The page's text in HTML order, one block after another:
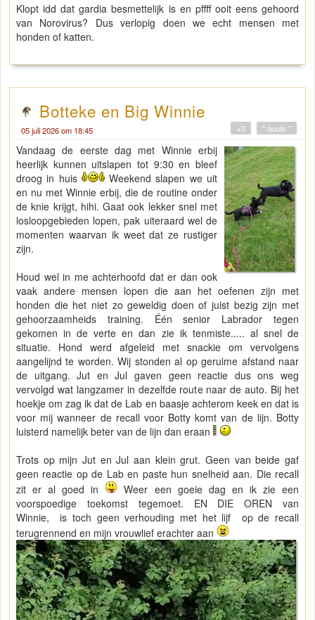
Klopt idd dat gardia besmettelijk is en pffff ooit eens gehoord
van Norovirus? Dus verlopig doen we echt mensen met
honden of katten.
Botteke en Big Winnie
05 juli 2026 om 18:45 " quote "
+0
Vandaag de eerste dag met Winnie erbij
heerlijk kunnen uitslapen tot 9:30 en bleef
droog in huis
Weekend slapen we uit
en nu met Winnie erbij, die de routine onder
de knie krijgt, hihi. Gaat ook lekker snel met
losloopgebieden lopen, pak uiteraard wel de
momenten waarvan ik weet dat ze rustiger
zijn.
Houd wel in me achterhoofd dat er dan ook
vaak andere mensen lopen die aan het oefenen zijn met
honden die het niet zo geweldig doen of juist bezig zijn met
gehoorzaamheids training. Één senior Labrador tegen
gekomen in de verte en dan zie ik tenmiste..... al snel de
situatie. Hond werd afgeleid met snackie om vervolgens
aangelijnd te worden. Wij stonden al op geruime afstand naar
de uitgang. Jut en Jul gaven geen reactie dus ons weg
vervolgd wat langzamer in dezelfde route naar de auto. Bij het
hoekje om zag ik dat de Lab en baasje achterom keek en dat is
voor mij wanneer de recall voor Botty komt van de lijn. Botty
luisterd namelijk beter van de lijn dan eraan
Trots op mijn Jut en Jul aan klein grut. Geen van beide gaf
geen reactie op de Lab en paste hun snelheid aan. Die recall
zit er al goed in
Weer een goeie dag en ik zie een
voorspoedige toekomst tegemoet. EN DIE OREN van
Winnie, is toch geen verhouding met het lijf op de recall
terugrennend en mijn vrouwlief erachter aan